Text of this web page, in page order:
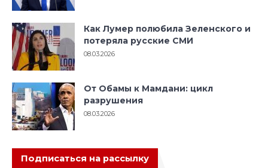
Как Лумер полюбила Зеленского и
потеряла русские СМИ
08.03.2026
От Обамы к Мамдани: цикл
разрушения
08.03.2026
Подписаться на рассылку